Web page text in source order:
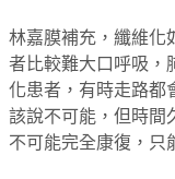
林嘉膜補充，纖維化
者比較難大口呼吸，
化患者，有時走路都
該說不可能，但時間
不可能完全康復，只